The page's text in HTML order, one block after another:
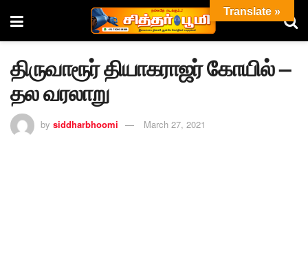
திருவாரூர் தியாகராஜர் கோயில் –
தல வரலாறு
by siddharbhoomi March 27, 2021
Translate »